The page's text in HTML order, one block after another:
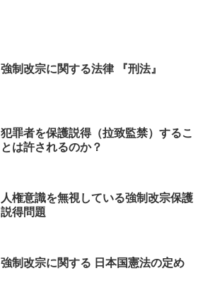
強制改宗に関する法律 『刑法』
犯罪者を保護説得（拉致監禁）するこ
とは許されるのか？
人権意識を無視している強制改宗保護
説得問題
強制改宗に関する 日本国憲法の定め